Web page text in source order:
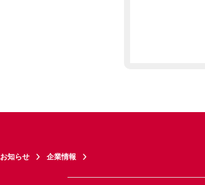
お知らせ 企業情報